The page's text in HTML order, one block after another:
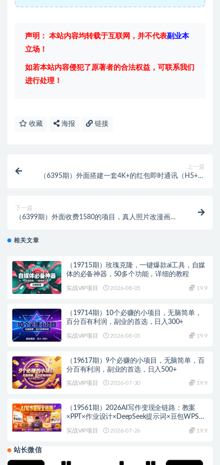
声明： 本站内容均转载于互联网，并不代表副业本
立场！
如若本站内容侵犯了原著者的合法权益，可联系我们
进行处理！
收藏 海报 链接
上一篇
（6395期）外面搭建一套4K+的红包即时通讯（H5+安
下一篇
（6399期）外面收费1580的项目，真人照片改漫画，
相关文章
（19715期）玫瑰克隆，一键爆款ai工具，自媒
体的必备神器，50多个功能，详细的教程
实战VIP项目 2026-08-05 19.9
（19714期）10个必赚的小项目，无脑简单，
百分百有利润，副业的首选，日入300+
实战VIP项目 2026-08-05 19.9
（19617期）9个必赚的小项目，无脑简单，百
分百有利润，副业的首选，日入500+
实战VIP项目 2026-07-30 19.9
（19561期）2026AI写作变现全链路：教案
×PPT×作业设计×DeepSeek提示词×豆包WPS
实战VIP项目 2026-07-26 19.9
站长微信